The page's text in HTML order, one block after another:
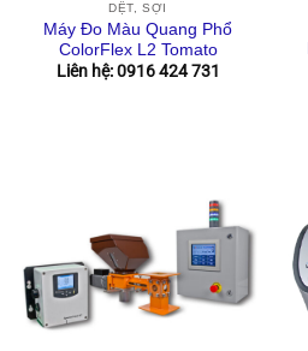
DỆT, SỢI
Máy Đo Màu Quang Phổ
ColorFlex L2 Tomato
Liên hệ: 0916 424 731